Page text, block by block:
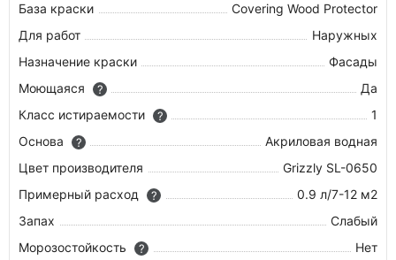
База краски
Covering Wood Protector
Для работ
Наружных
Назначение краски
Фасады
Моющаяся
?
Да
Класс истираемости
?
1
Основа
?
Акриловая водная
Цвет производителя
Grizzly SL-0650
Примерный расход
?
0.9 л/7-12 м2
Запах
Слабый
Морозостойкость
?
Нет